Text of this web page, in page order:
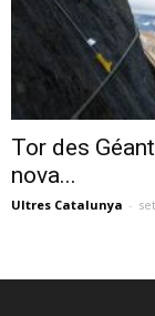
Tor des
nova...
Ultres Catalunya -